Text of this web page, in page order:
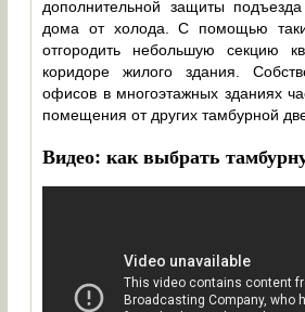
дополнительной защиты подъезда
дома от холода. С помощью
отгородить небольшую секцию
коридоре жилого здания.
офисов в многоэтажных зданиях
помещения от других тамбурной
Видео: как выбрать